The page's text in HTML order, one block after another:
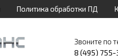
Политика обработки ПД
Звоните по
8 (495) 755-